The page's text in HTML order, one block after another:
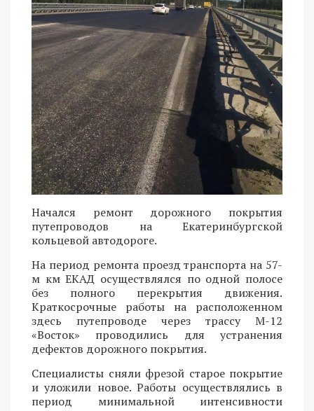
Начался ремонт дорожного покрытия
путепроводов на Екатеринбургской
кольцевой автодороге.
На период ремонта проезд транспорта на 57-
м км ЕКАД осуществлялся по одной полосе
без полного перекрытия движения.
Краткосрочные работы на расположенном
здесь путепроводе через трассу М-12
«Восток» проводились для устранения
дефектов дорожного покрытия.
Специалисты сняли фрезой старое покрытие
и уложили новое. Работы осуществлялись в
период минимальной интенсивности